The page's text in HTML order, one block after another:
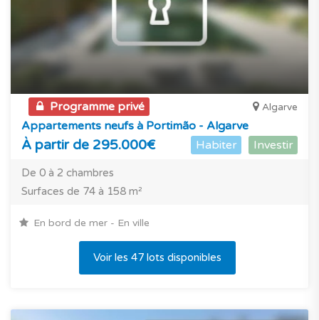
Programme privé Algarve
Appartements neufs à Portimão - Algarve
À partir de 295.000€ Habiter Investir
De 0 à 2 chambres
Surfaces de 74 à 158 m²
En bord de mer - En ville
Voir les 47 lots disponibles